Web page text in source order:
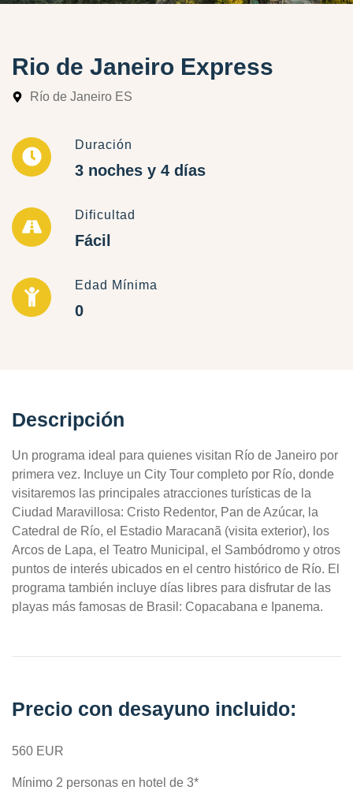
Rio de Janeiro Express
Río de Janeiro ES
Duración
3 noches y 4 días
Dificultad
Fácil
Edad Mínima
0
Descripción
Un programa ideal para quienes visitan Río de Janeiro por
primera vez. Incluye un City Tour completo por Río, donde
visitaremos las principales atracciones turísticas de la
Ciudad Maravillosa: Cristo Redentor, Pan de Azúcar, la
Catedral de Río, el Estadio Maracanã (visita exterior), los
Arcos de Lapa, el Teatro Municipal, el Sambódromo y otros
puntos de interés ubicados en el centro histórico de Río. El
programa también incluye días libres para disfrutar de las
playas más famosas de Brasil: Copacabana e Ipanema.
Precio con desayuno incluido:
560 EUR
Mínimo 2 personas en hotel de 3*